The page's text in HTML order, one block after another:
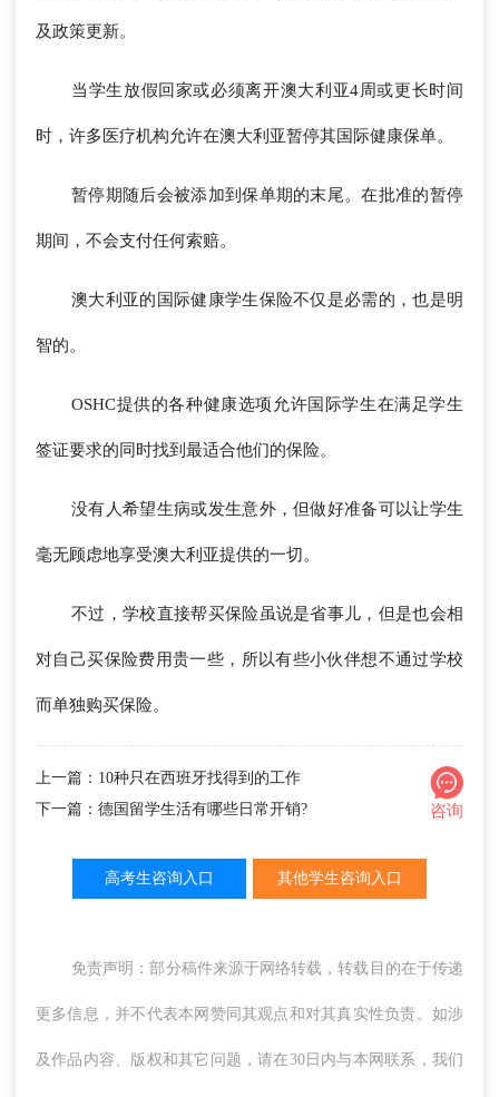
及政策更新。
当学生放假回家或必须离开澳大利亚4周或更长时间
时，许多医疗机构允许在澳大利亚暂停其国际健康保单。
暂停期随后会被添加到保单期的末尾。在批准的暂停
期间，不会支付任何索赔。
澳大利亚的国际健康学生保险不仅是必需的，也是明
智的。
OSHC提供的各种健康选项允许国际学生在满足学生
签证要求的同时找到最适合他们的保险。
没有人希望生病或发生意外，但做好准备可以让学生
毫无顾虑地享受澳大利亚提供的一切。
不过，学校直接帮买保险虽说是省事儿，但是也会相
对自己买保险费用贵一些，所以有些小伙伴想不通过学校
而单独购买保险。
上一篇：10种只在西班牙找得到的工作
下一篇：德国留学生活有哪些日常开销?
咨询
高考生咨询入口 其他学生咨询入口
免责声明：部分稿件来源于网络转载，转载目的在于传递
更多信息，并不代表本网赞同其观点和对其真实性负责。如涉
及作品内容、版权和其它问题，请在30日内与本网联系，我们